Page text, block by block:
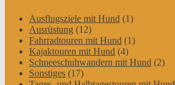
Ausflugsziele mit Hund (1)
Ausrüstung (12)
Fahrradtouren mit Hund (1)
Kajaktouren mit Hund (4)
Schneeschuhwandern mit Hund (2)
Sonstiges (17)